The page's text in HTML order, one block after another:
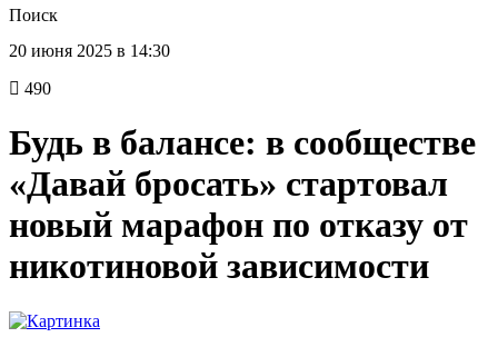
Поиск
20 июня 2025 в 14:30
490
Будь в балансе: в сообществе
«Давай бросать» стартовал
новый марафон по отказу от
никотиновой зависимости